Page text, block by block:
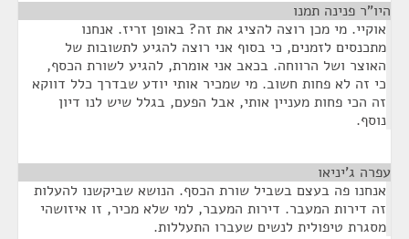
היו"ר פנינה תמנו
אוקיי. מי מכן רוצה להציג את זה? באופן זריז. אנחנו
מתכנסים לזמנים, כי בסוף אני רוצה להגיע לתשובות של
האוצר ושל הרווחה. בכאב אני אומרת, להגיע לשורת הכסף,
כי זה לא פחות חשוב. מי שמכיר אותי יודע שבדרך כלל דווקא
זה הכי פחות מעניין אותי, אבל הפעם, בגלל שיש לנו דיון
נוסף.
עפרה ג'יניאו
אנחנו פה בעצם בשביל שורת הכסף. הנושא שביקשנו להעלות
זה דירות המעבר. דירות המעבר, למי שלא מכיר, זו איזושהי
מסגרת טיפולית לנשים שעברו התעללות.